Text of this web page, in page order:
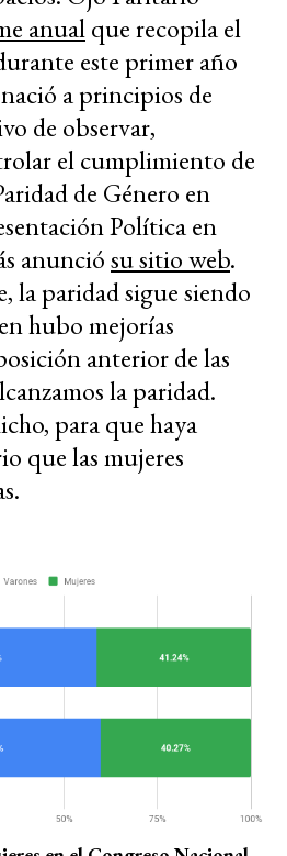
anualque recopila el
este primer año
a principios de
de observar,
el cumplimiento de
de Género en
Política en
anunciósu sitio web.
la paridad sigue siendo
hubo mejorías
anterior de las
la paridad.
para que haya
que las mujeres